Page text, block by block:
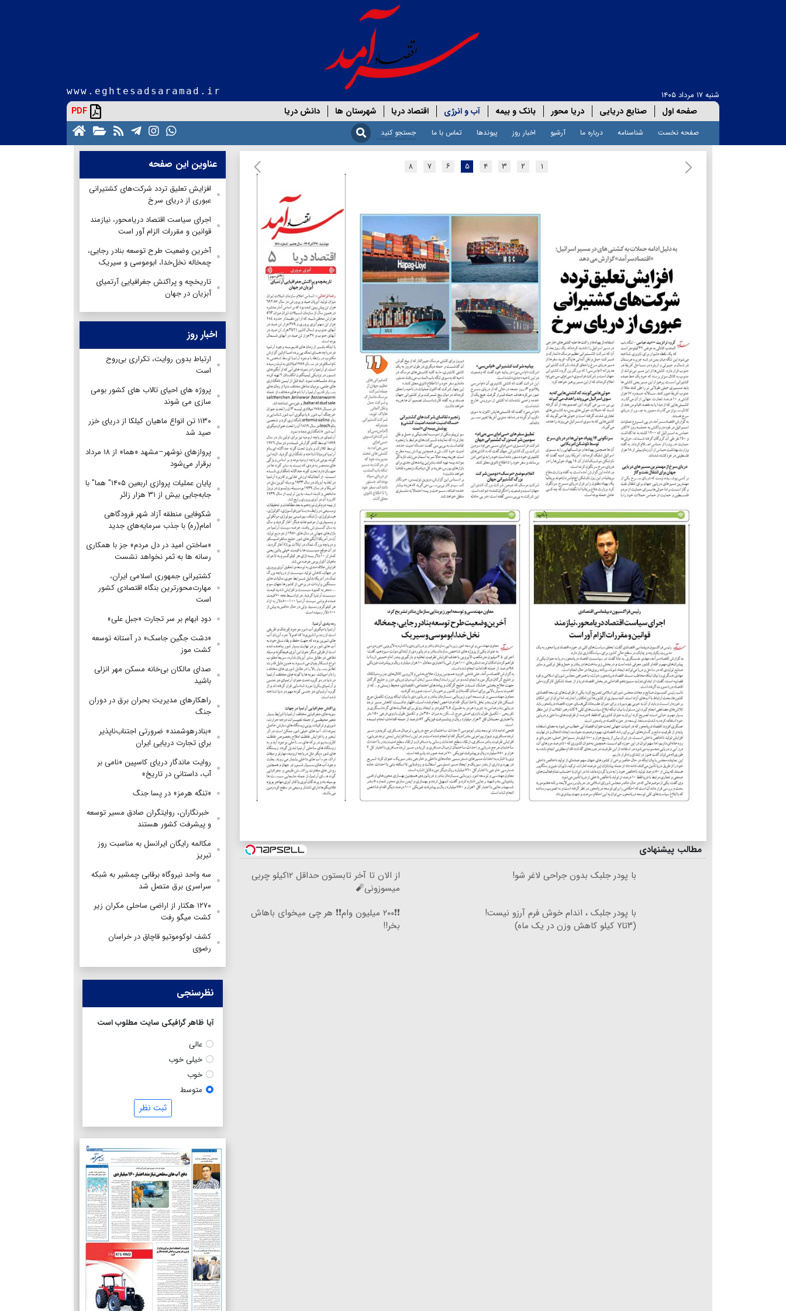
شنبه ۱۷ مرداد ۱۴۰۵ www.eghtesadsaramad.ir
صفحه اول صنایع دریایی دریا محور بانک و بیمه آب و انرژی اقتصاد دریا شهرستان ها دانش دریا PDF
صفحه نخست شناسنامه درباره ما آرشیو اخبار روز پیوندها تماس با ما
۱ ۲ ۳ ۴ ۵ ۶ ۷ ۸
مطالب پیشنهادی
با پودر جلبک بدون جراحی لاغر شو!
از الان تا آخر تابستون حداقل ۱۲کیلو چربی
میسوزونی🧨
با پودر جلبک ، اندام خوش فرم آرزو نیست!
(۳تا۷ کیلو کاهش وزن در یک ماه)
❗❗۲۰۰ میلیون وام❗❗ هر چی میخوای باهاش
بخر!!
عناوین این صفحه
افزایش تعلیق تردد شرکت‌های کشتیرانی
عبوری از دریای سرخ
اجرای سیاست اقتصاد دریامحور، نیازمند
قوانین و مقررات الزام آور است
آخرین وضعیت طرح توسعه بنادر رجایی،
چمخاله نخل‌خدا، ابوموسی‌ و سیریک
تاریخچه و پراکنش جغرافیایی آرتمیای
آبزیان در جهان
اخبار روز
ارتباط بدون روایت، تکراری بی‌روح
است
پروژه های احیای تالاب های کشور بومی
سازی می شوند
۱۱۳۰ تن انواع ماهیان کیلکا از دریای خزر
صید شد
پروازهای نوشهر–مشهد «هما» از ۱۸ مرداد
برقرار می‌شود
پایان عملیات پروازی اربعین ۱۴۰۵" هما" با
جابه‌جایی بیش از ۳۱ هزار زائر
شکوفایی منطقه آزاد شهر فرودگاهی
امام(ره) با جذب سرمایه‌های جدید
«ساختن امید در دل مردم» جز با همکاری
رسانه ها به ثمر نخواهد نشست
کشتیرانی جمهوری اسلامی ایران،
مهارت‌محورترین بنگاه اقتصادی کشور
است
دودِ ابهام بر سر تجارت «جبل علی»
«دشت جگین جاسک» در آستانه توسعه
کشت موز
صدای مالکان بی‌خانه مسکن مهر انزلی
باشید
راهکارهای مدیریت بحران برق در دوران
جنگ
«بنادرهوشمند» ضرورتی اجتناب‌ناپذیر
برای تجارت دریایی ایران
روایت ماندگار دریای کاسپین «نامی بر
آب، داستانی در تاریخ»
«تنگه هرمز» در پسا جنگ
‌ خبرنگاران، روایتگران صادق مسیر توسعه
و پیشرفت کشور هستند
مکالمه رایگان ایرانسل به مناسبت روز
تبریز
سه واحد نیروگاه برقابی چمشیر به شبکه
سراسری برق متصل شد
۱۲۷۰ هکتار از اراضی ساحلی مکران زیر
کشت میگو رفت
کشف لوکوموتیو قاچاق در خراسان
رضوی
نظرسنجی
آیا ظاهر گرافیکی سایت مطلوب است
عالی
خیلی خوب
خوب
متوسط
ثبت نظر